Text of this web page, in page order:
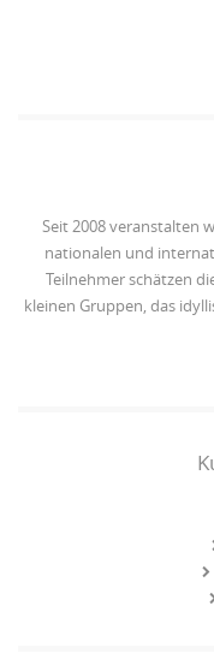
Seit 2008 veranstalten
nationalen und
Teilnehmer schätzen
kleinen Gruppen, das